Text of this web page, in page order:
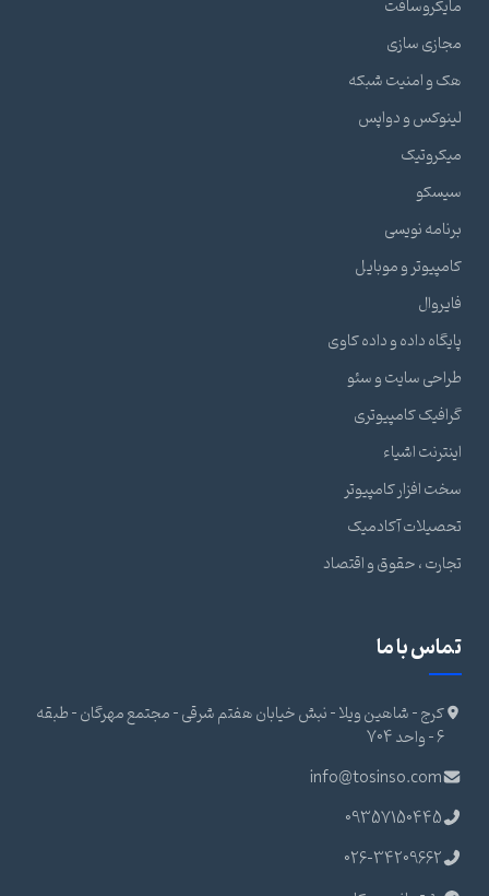
مایکروسافت
مجازی سازی
هک و امنیت شبکه
لینوکس و دواپس
میکروتیک
سیسکو
برنامه نویسی
کامپیوتر و موبایل
فایروال
پایگاه داده و داده کاوی
طراحی سایت و سئو
گرافیک کامپیوتری
اینترنت اشیاء
سخت افزار کامپیوتر
تحصیلات آکادمیک
تجارت ، حقوق و اقتصاد
تماس با ما
کرج - شاهین ویلا - نبش خیابان هفتم شرقی - مجتمع مهرگان - طبقه
6 - واحد 704
info@tosinso.com
09357150445
026-34209662